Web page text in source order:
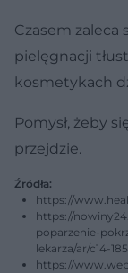
Czasem zaleca
pielęgnacji
kosmetykach
Pomysł, żeby
przejdzie.
Źródła:
https://
https://
poparzenie-
lekarza/ar/c14-
https://